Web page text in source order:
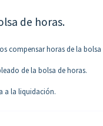
de horas.
compensar horas de la bolsa
de la bolsa de horas.
a la liquidación.